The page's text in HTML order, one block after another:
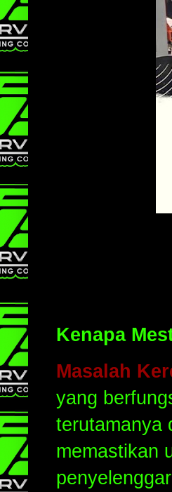
Kenapa
Masalah
yang
terutamanya
memastikan